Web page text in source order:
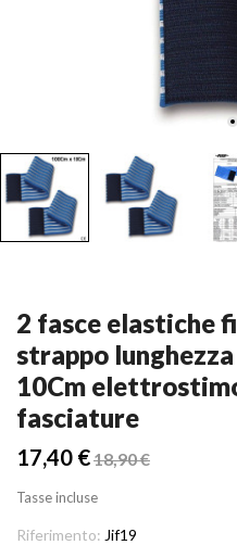
2 fasce elastiche
strappo
10Cm
fasciature
17,40 €18,90 €
Tasse incluse
Riferimento: Jif19